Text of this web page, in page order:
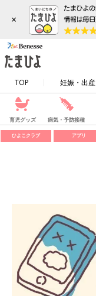
×
TOP 妊娠・出産
育児グッズ 病気・予防接種
ひよこクラブ アプリ